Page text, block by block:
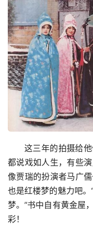
这三年的拍摄给
都说戏如人生，有些
像贾瑞的扮演者马广
也是红楼梦的魅力吧
梦。”书中自有黄金屋
彩！